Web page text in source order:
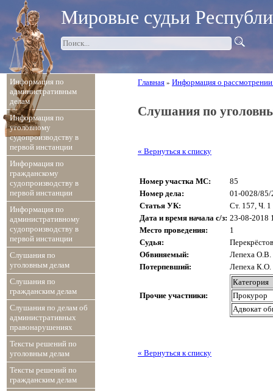
Информация по
административным
делам
Информация по
уголовному
судопроизводству в
первой инстанции
Информация по
гражданскому
судопроизводству в
первой инстанции
Информация по
административному
судопроизводству в
первой инстанции
Слушания по
уголовным делам
Слушания по
гражданским делам
Слушания по делам об
административных
правонарушениях
Тексты решений по
уголовным делам
Тексты решений по
гражданским делам
Мировые судьи
Главная » Информация о рассмотрении
Слушания по
« Вернуться к списку
Номер участка МС:
85
Номер дела:
01-0028/85/
Статья УК:
Ст. 157, Ч. 1
Дата и время начала с/з: 23-08-2018
Место проведения:
1
Судья:
Обвиняемый:
Лепеха О.В.
Потерпевший:
Лепеха К.О.
Прочие участники:
Категория
Прокурор
Адвокат
« Вернуться к списку